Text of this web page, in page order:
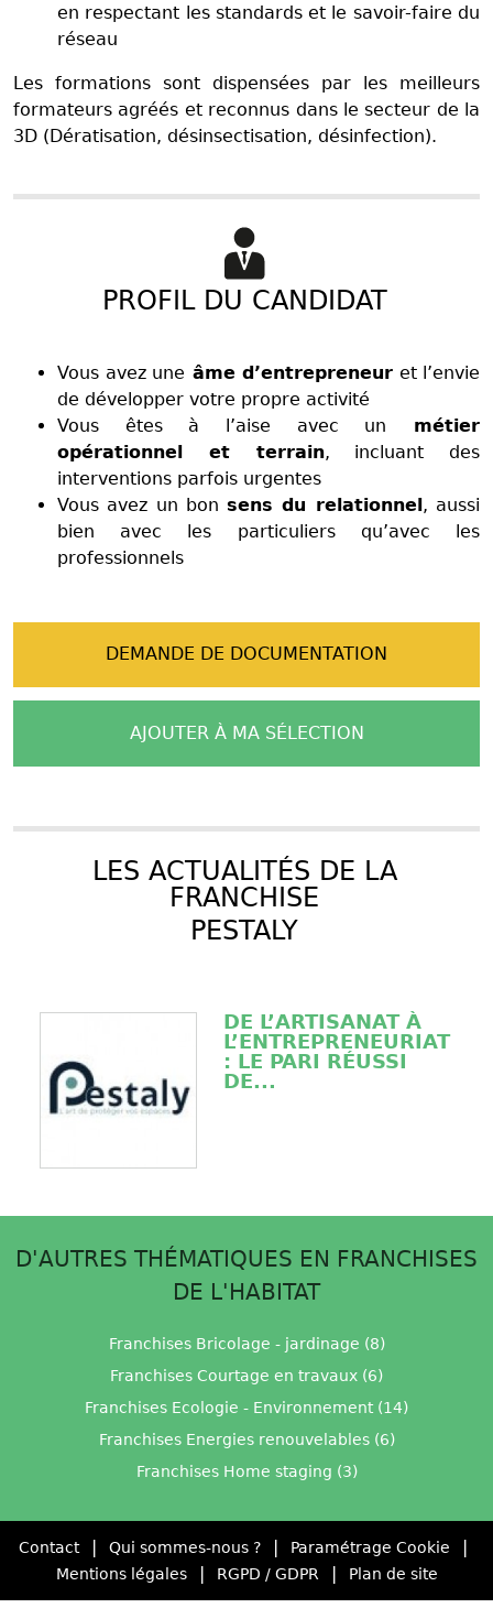
en respectant les standards et le savoir-faire du
réseau
Les formations sont dispensées par les meilleurs
formateurs agréés et reconnus dans le secteur de la
3D (Dératisation, désinsectisation, désinfection).
PROFIL DU CANDIDAT
Vous avez une âme d’entrepreneur et l’envie
de développer votre propre activité
Vous êtes à l’aise avec un métier
opérationnel et terrain, incluant des
interventions parfois urgentes
Vous avez un bonsens du relationnel, aussi
bien avec les particuliers qu’avec les
professionnels
DEMANDE DE DOCUMENTATION
AJOUTER À MA SÉLECTION
LES ACTUALITÉS DE LA
FRANCHISE
PESTALY
DE L’ARTISANAT À
L’ENTREPRENEURIAT
: LE PARI RÉUSSI
DE...
D'AUTRES THÉMATIQUES EN FRANCHISES
DE L'HABITAT
Franchises Bricolage - jardinage (8)
Franchises Courtage en travaux (6)
Franchises Ecologie - Environnement (14)
Franchises Energies renouvelables (6)
Franchises Home staging (3)
Contact Qui sommes-nous ? Paramétrage Cookie
Mentions légales RGPD / GDPR Plan de site